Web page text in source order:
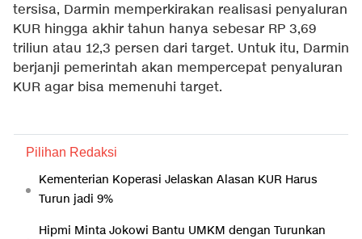
tersisa, Darmin memperkirakan realisasi penyaluran
KUR hingga akhir tahun hanya sebesar RP 3,69
triliun atau 12,3 persen dari target. Untuk itu, Darmin
berjanji pemerintah akan mempercepat penyaluran
KUR agar bisa memenuhi target.
Pilihan Redaksi
Kementerian Koperasi Jelaskan Alasan KUR Harus
Turun jadi 9%
Hipmi Minta Jokowi Bantu UMKM dengan Turunkan